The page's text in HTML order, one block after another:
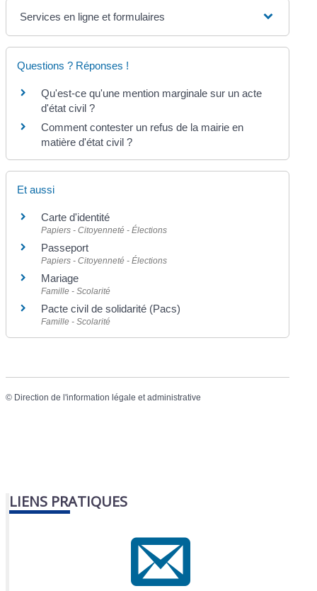
Services en ligne et formulaires
Questions ? Réponses !
Qu'est-ce qu'une mention marginale sur un acte
d'état civil ?
Comment contester un refus de la mairie en
matière d'état civil ?
Et aussi
Carte d'identité
Papiers - Citoyenneté - Élections
Passeport
Papiers - Citoyenneté - Élections
Mariage
Famille - Scolarité
Pacte civil de solidarité (Pacs)
Famille - Scolarité
© Direction de l'information légale et administrative
LIENS PRATIQUES